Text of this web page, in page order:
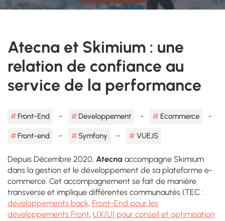
Atecna et Skimium : une
relation de confiance au
service de la performance
Front-End Developpement Ecommerce
Front-end Symfony VUEJS
Depuis Décembre 2020, Atecna accompagne Skimium
dans la gestion et le développement de sa plateforme e-
commerce. Cet accompagnement se fait de manière
transverse et implique différentes communautés (TEC :
développements back, Front-End pour les
développements Front, UX/UI pour conseil et optimisation